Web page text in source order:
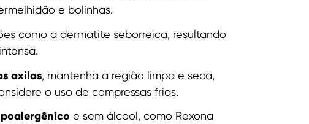
e bolinhas.
como a dermatite seborreica, resultando
axilas, mantenha a região limpa e seca,
o uso de compressas frias.
e sem álcool, como Rexona